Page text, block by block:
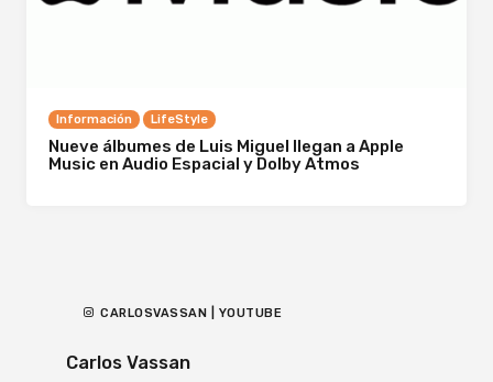
Información LifeStyle
Nueve álbumes de Luis Miguel llegan a Apple
Music en Audio Espacial y Dolby Atmos
CARLOSVASSAN | YOUTUBE
Carlos Vassan